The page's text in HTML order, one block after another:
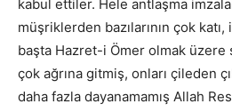
kabul ettiler. Hele antlaşma
müşriklerden bazılarının çok katı,
başta Hazret-i Ömer olmak üzere
çok ağrına gitmiş, onları çileden
daha fazla dayanamamış Allah